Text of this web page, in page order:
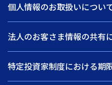
個人情報のお取扱いについ
法人のお客さま情報の共有
特定投資家制度における期